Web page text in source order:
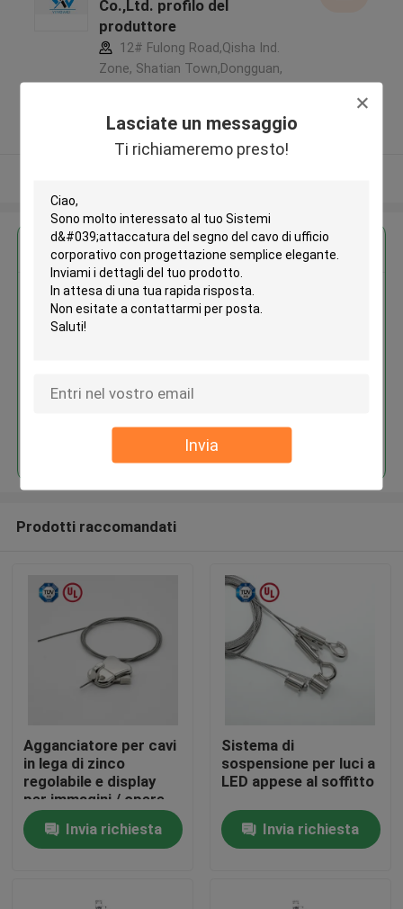
Lasciate un messaggio
Ti richiameremo presto!
Invia
Casa
Prodotti
Co.,Ltd. profilo del
produttore
12# Fulong Road,Qisha Ind.
Zone, Shatian Town,Dongguan,
Fornitore verificato
Ottieni il miglior prezzo per
Sistemi d'attaccatura del segno
del cavo di ufficio corporativo
Prodotti raccomandati
Agganciatore per cavi
in lega di zinco
regolabile e display
per immagini / opere
d'arte
Invia richiesta
Sistema di
sospensione per luci a
LED appese al soffitto
Invia richiesta